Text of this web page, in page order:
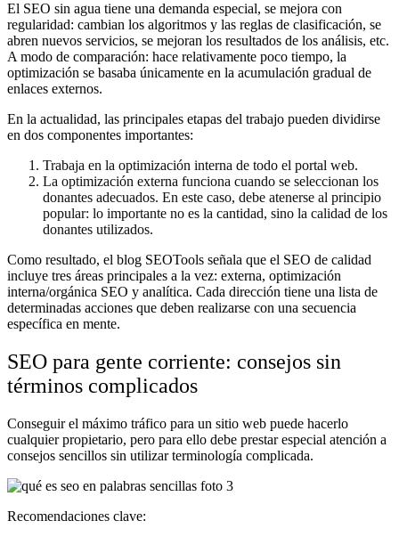
El SEO sin agua tiene una demanda especial, se mejora con
regularidad: cambian los algoritmos y las reglas de clasificación, se
abren nuevos servicios, se mejoran los resultados de los análisis, etc.
A modo de comparación: hace relativamente poco tiempo, la
optimización se basaba únicamente en la acumulación gradual de
enlaces externos.
En la actualidad, las principales etapas del trabajo pueden dividirse
en dos componentes importantes:
Trabaja en la optimización interna de todo el portal web.
La optimización externa funciona cuando se seleccionan los
donantes adecuados. En este caso, debe atenerse al principio
popular: lo importante no es la cantidad, sino la calidad de los
donantes utilizados.
Como resultado, el blog SEOTools señala que el SEO de calidad
incluye tres áreas principales a la vez: externa, optimización
interna/orgánica SEO y analítica. Cada dirección tiene una lista de
determinadas acciones que deben realizarse con una secuencia
específica en mente.
SEO para gente corriente: consejos sin
términos complicados
Conseguir el máximo tráfico para un sitio web puede hacerlo
cualquier propietario, pero para ello debe prestar especial atención a
consejos sencillos sin utilizar terminología complicada.
Recomendaciones clave: